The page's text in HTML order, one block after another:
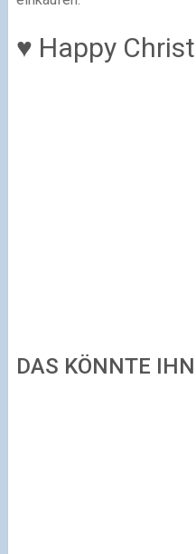
♥ Happy
DAS KÖNNTE